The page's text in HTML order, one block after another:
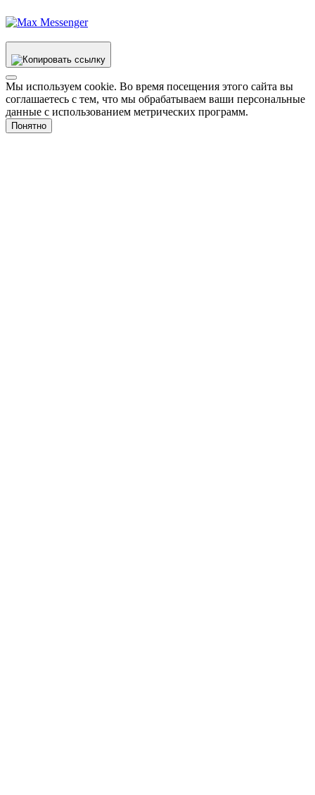
Мы используем cookie. Во время посещения этого сайта вы
соглашаетесь с тем, что мы обрабатываем ваши персональные
данные с использованием метрических программ.
Понятно